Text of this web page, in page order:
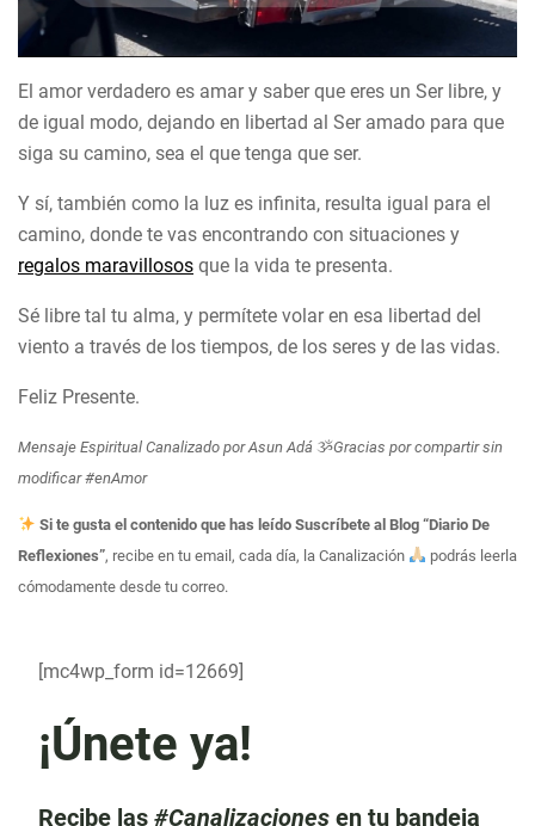
El amor verdadero es amar y saber que eres un Ser libre, y
de igual modo, dejando en libertad al Ser amado para que
siga su camino, sea el que tenga que ser.
Y sí, también como la luz es infinita, resulta igual para el
camino, donde te vas encontrando con situaciones y
regalos maravillosos que la vida te presenta.
Sé libre tal tu alma, y permítete volar en esa libertad del
viento a través de los tiempos, de los seres y de las vidas.
Feliz Presente.
Mensaje Espiritual Canalizado por Asun Adá ૐGracias por compartir sin
modificar #enAmor
Si te gusta el contenido que has leído Suscríbete al Blog “Diario De
Reflexiones”, recibe en tu email, cada día, la Canalización
podrás leerla
cómodamente desde tu correo.
[mc4wp_form id=12669]
¡Únete ya!
Recibe las #Canalizaciones en tu bandeja